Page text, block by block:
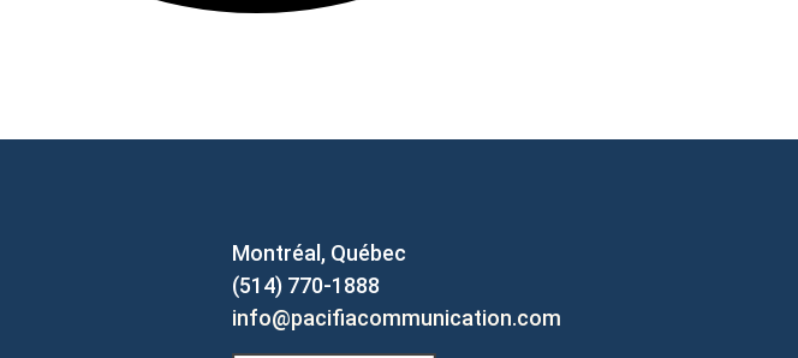
Montréal, Québec
(514) 770-1888
info@pacifiacommunication.com